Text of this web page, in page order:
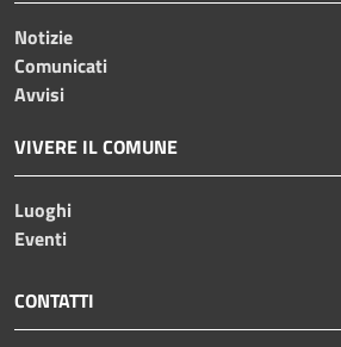
Notizie
Comunicati
Avvisi
VIVERE IL COMUNE
Luoghi
Eventi
CONTATTI